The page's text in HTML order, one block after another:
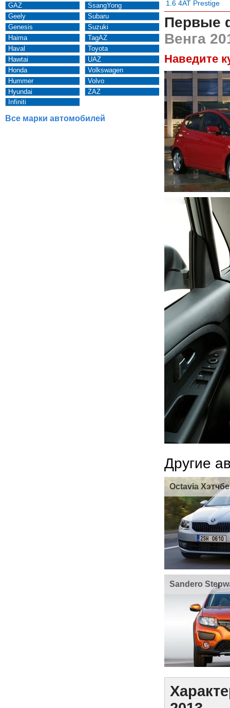
GAZ
Geely
Genesis
Haima
Haval
Hawtai
Honda
Hummer
Hyundai
Infiniti
SsangYong
Subaru
Suzuki
TagAZ
Toyota
UAZ
Volkswagen
Volvo
ZAZ
Все марки автомобилей
1.6 4AT Prestige
Первые
Венга
Наведите
Другие
Octavia
Sandero